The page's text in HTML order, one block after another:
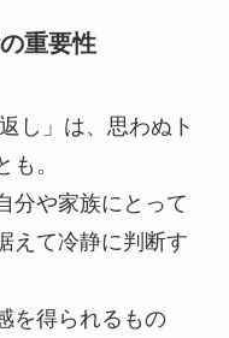
重要性
し」は、思わぬト
。
分や家族にとって
えて冷静に判断す
を得られるもの